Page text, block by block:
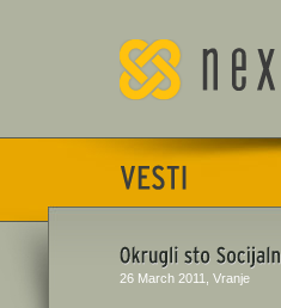
26 March 2011, Vranje